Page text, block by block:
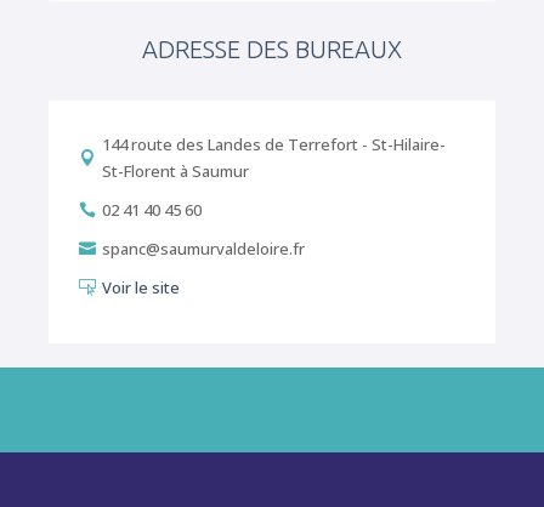
ADRESSE DES BUREAUX

144 route des Landes de Terrefort - St-Hilaire-
St-Florent à Saumur
 02 41 40 45 60
 spanc@saumurvaldeloire.fr
 Voir le site